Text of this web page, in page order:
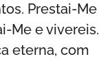
Prestai-Me
Me e vivereis.
eterna, com